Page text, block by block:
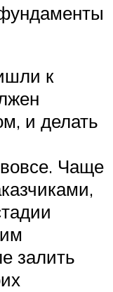
к
и делать
Чаще
залить